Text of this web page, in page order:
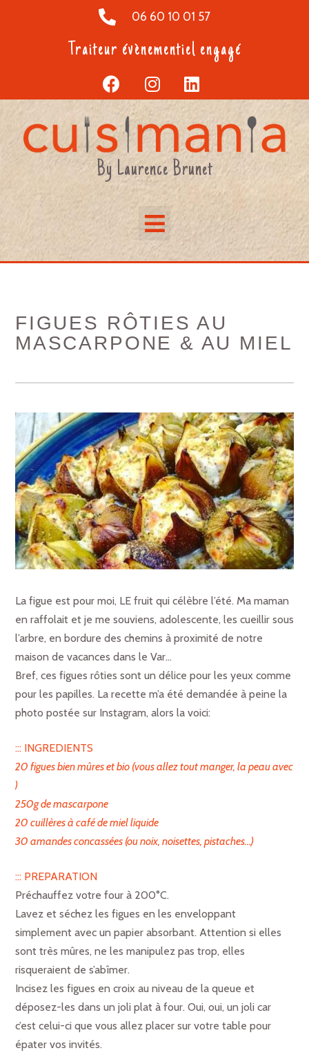
06 60 10 01 57
Traiteur évènementiel engagé
By Laurence Brunet
FIGUES RÔTIES AU
MASCARPONE & AU MIEL
La figue est pour moi, LE fruit qui célèbre l’été. Ma maman
en raffolait et je me souviens, adolescente, les cueillir sous
l’arbre, en bordure des chemins à proximité de notre
maison de vacances dans le Var…
Bref, ces figues rôties sont un délice pour les yeux comme
pour les papilles. La recette m’a été demandée à peine la
photo postée sur Instagram, alors la voici:
::: INGREDIENTS
20 figues bien mûres et bio (vous allez tout manger, la peau avec
)
250g de mascarpone
20 cuillères à café de miel liquide
30 amandes concassées (ou noix, noisettes, pistaches…)
::: PREPARATION
Préchauffez votre four à 200°C.
Lavez et séchez les figues en les enveloppant
simplement avec un papier absorbant. Attention si elles
sont très mûres, ne les manipulez pas trop, elles
risqueraient de s’abîmer.
Incisez les figues en croix au niveau de la queue et
déposez-les dans un joli plat à four. Oui, oui, un joli car
c’est celui-ci que vous allez placer sur votre table pour
épater vos invités.